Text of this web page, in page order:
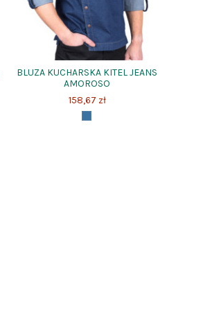
BLUZA KUCHARSKA KITEL JEANS
AMOROSO
158,67 zł